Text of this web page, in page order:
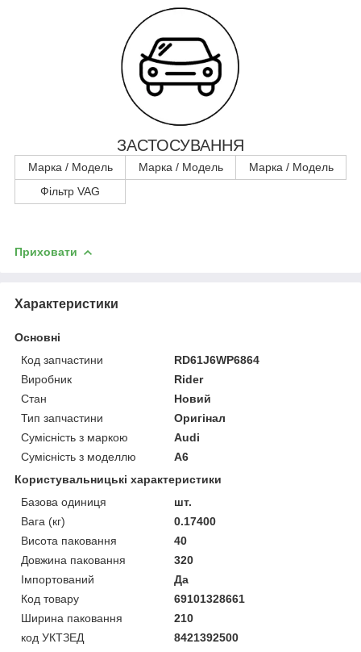
ЗАСТОСУВАННЯ
Марка / Модель Марка / Модель
Марка / Модель
Фільтр VAG
Приховати
Характеристики
Основні
Код запчастини
RD61J6WP6864
Виробник
Rider
Стан
Новий
Тип запчастини
Оригінал
Сумісність з маркою
Audi
Сумісність з моделлю
A6
Користувальницькі характеристики
Базова одиниця
шт.
Вага (кг)
0.17400
Висота паковання
40
Довжина паковання
320
Імпортований
Да
Код товару
69101328661
Ширина паковання
210
код УКТЗЕД
8421392500